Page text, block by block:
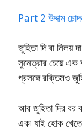
Part 2 উদ্দাম
জুহিতা দি বা
সুনেত্রার চেয়ে
প্রসঙ্গে রক্তিমও
আর জুহিতা দির বর
এক৷ যাই হোক